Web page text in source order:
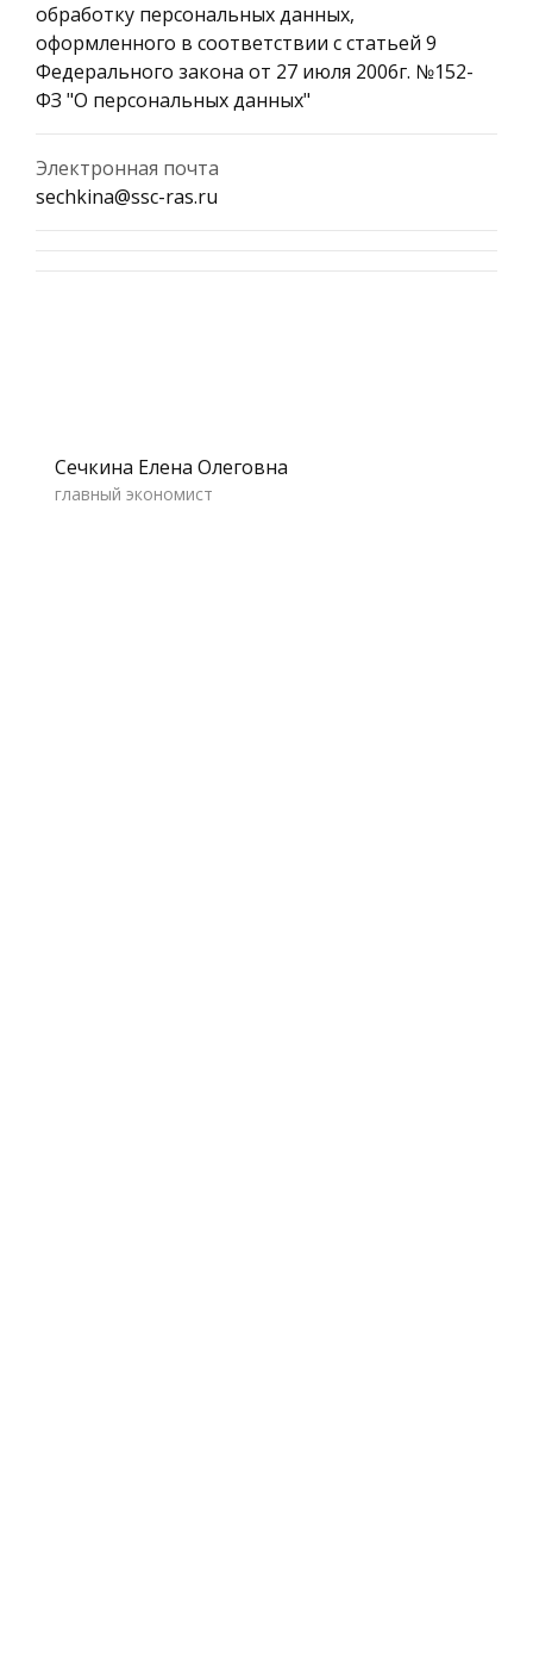
обработку персональных данных,
оформленного в соответствии с статьей 9
Федерального закона от 27 июля 2006г. №152-
ФЗ "О персональных данных"
Электронная почта
sechkina@ssc-ras.ru
Сечкина Елена Олеговна
главный экономист